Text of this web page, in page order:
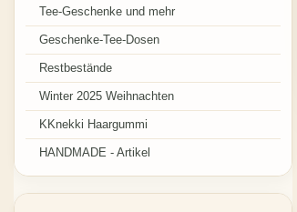
Tee-Geschenke und mehr
Geschenke-Tee-Dosen
Restbestände
Winter 2025 Weihnachten
KKnekki Haargummi
HANDMADE - Artikel